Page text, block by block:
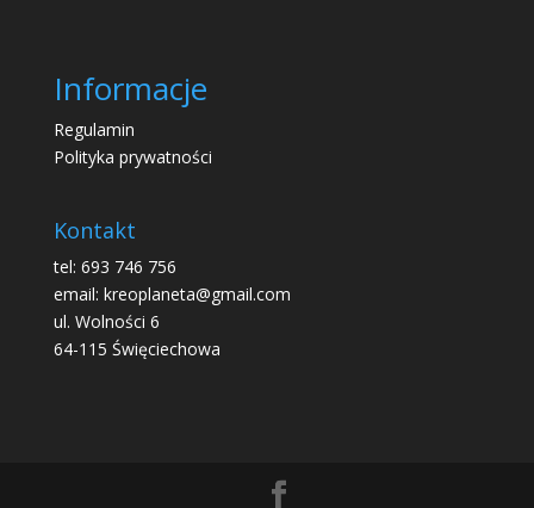
Informacje
Regulamin
Polityka prywatności
Kontakt
tel: 693 746 756
email: kreoplaneta@gmail.com
ul. Wolności 6
64-115 Święciechowa